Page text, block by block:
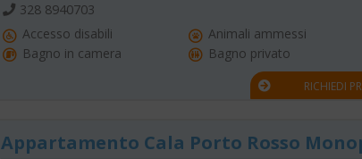
328 8940703
Accesso disabili
Animali ammessi
Bagno in camera
Bagno privato
RICHIEDI
Appartamento Cala Porto Rosso